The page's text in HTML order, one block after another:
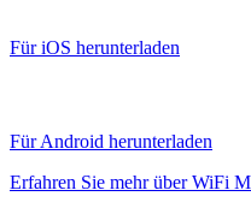
Für iOS herunterladen
Für Android herunterladen
Erfahren Sie mehr über WiFi